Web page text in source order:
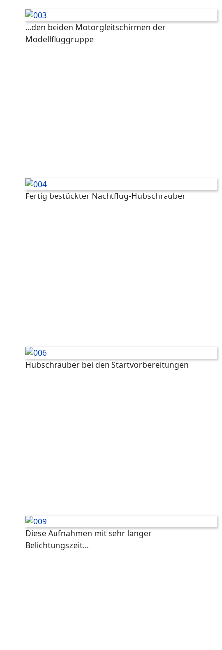
...den beiden Motorgleitschirmen der
Modellfluggruppe
Fertig bestückter Nachtflug-Hubschrauber
Hubschrauber bei den Startvorbereitungen
Diese Aufnahmen mit sehr langer
Belichtungszeit...